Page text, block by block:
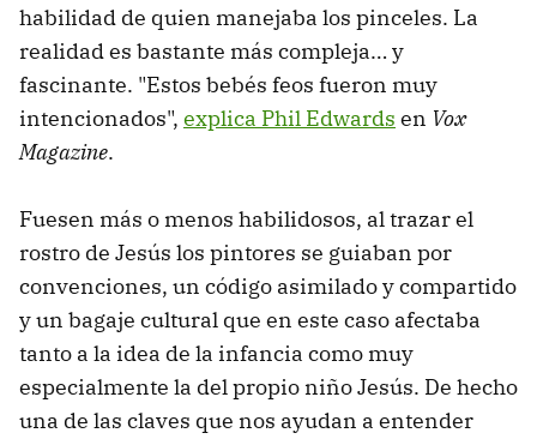
habilidad de quien manejaba los pinceles. La
realidad es bastante más compleja… y
fascinante. "Estos bebés feos fueron muy
intencionados", explica Phil Edwards en Vox
Magazine.
Fuesen más o menos habilidosos, al trazar el
rostro de Jesús los pintores se guiaban por
convenciones, un código asimilado y compartido
y un bagaje cultural que en este caso afectaba
tanto a la idea de la infancia como muy
especialmente la del propio niño Jesús. De hecho
una de las claves que nos ayudan a entender